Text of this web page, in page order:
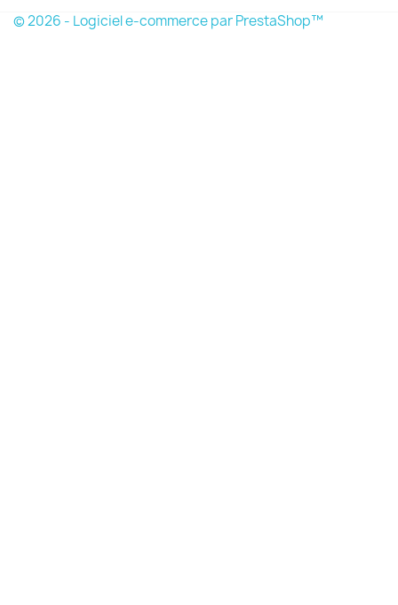
© 2026 - Logiciel e-commerce par PrestaShop™